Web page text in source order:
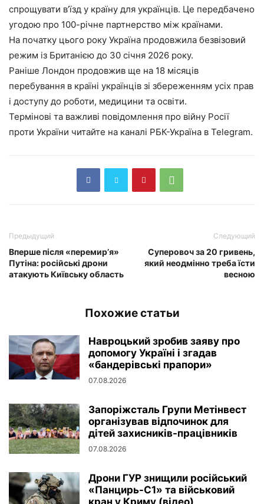
спрощувати в’їзд у країну для українців. Це передбачено
угодою про 100-річне партнерство між країнами.
На початку цього року Україна продовжила безвізовий
режим із Британією до 30 січня 2026 року.
Раніше Лондон продовжив ще на 18 місяців
перебування в країні українців зі збереженням усіх прав
і доступу до роботи, медицини та освіти.
Термінові та важливі повідомлення про війну Росії
проти України читайте на каналі РБК-Україна в Telegram.
Предыдущий
Вперше після «перемир’я»
Путіна: російські дрони
атакують Київську область
Следующий
Суперовоч за 20 гривень,
який неодмінно треба їсти
весною
Похожие статьи
Навроцький зробив заяву про
допомогу Україні і згадав
«бандерівські прапори»
07.08.2026
Запоріжсталь Групи Метінвест
організував відпочинок для
дітей захисників-працівників
07.08.2026
Дрони ГУР знищили російський
«Панцирь-С1» та військовий
кран у Криму (відео)